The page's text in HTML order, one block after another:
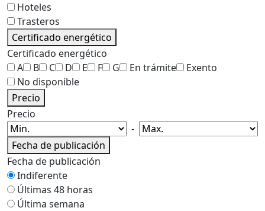
Hoteles
Trasteros
Certificado energético
Certificado energético
A
B C D E F G En trámite
Exento
No disponible
Precio
Precio
-
Fecha de publicación
Fecha de publicación
Indiferente
Últimas 48 horas
Última semana